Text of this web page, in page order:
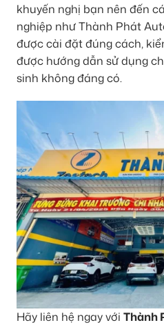
khuyến nghị bạn nên đến
nghiệp như Thành Phát
được cài đặt đúng cách,
được hướng dẫn sử dụng
sinh không đáng có.
Hãy liên hệ ngay với Thành